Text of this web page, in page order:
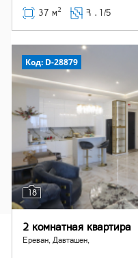
37 м2 Հ ․ 1/5
18
Код: D-28879
2 комнатная квартира
Ереван, Давташен,